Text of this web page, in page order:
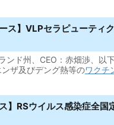
ース】VLPセラピューティ
ンド州、CEO：赤畑渉、以
ザ及びデング熱等のワクチ
】RSウイルス感染症全国